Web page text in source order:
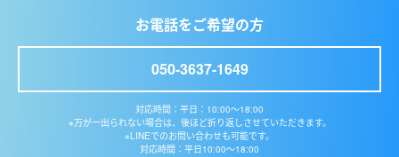
お電話をご希望の方
050-3637-1649
対応時間：平日：10:00〜18:00
※万が一出られない場合は、後ほど折り返しさせていただきます。
※LINEでのお問い合わせも可能です。
対応時間：平日10:00〜18:00